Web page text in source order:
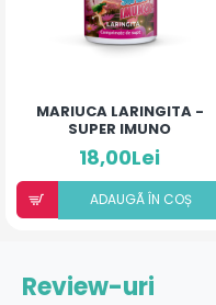
MARIUCA LARINGITA -
SUPER IMUNO
(COMPRIMATE DE SUPT)
18,00Lei
ADAUGÃ ÎN COȘ
Review-uri